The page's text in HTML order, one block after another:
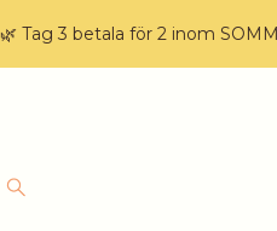
🌿 Tag 3 betala för 2 inom